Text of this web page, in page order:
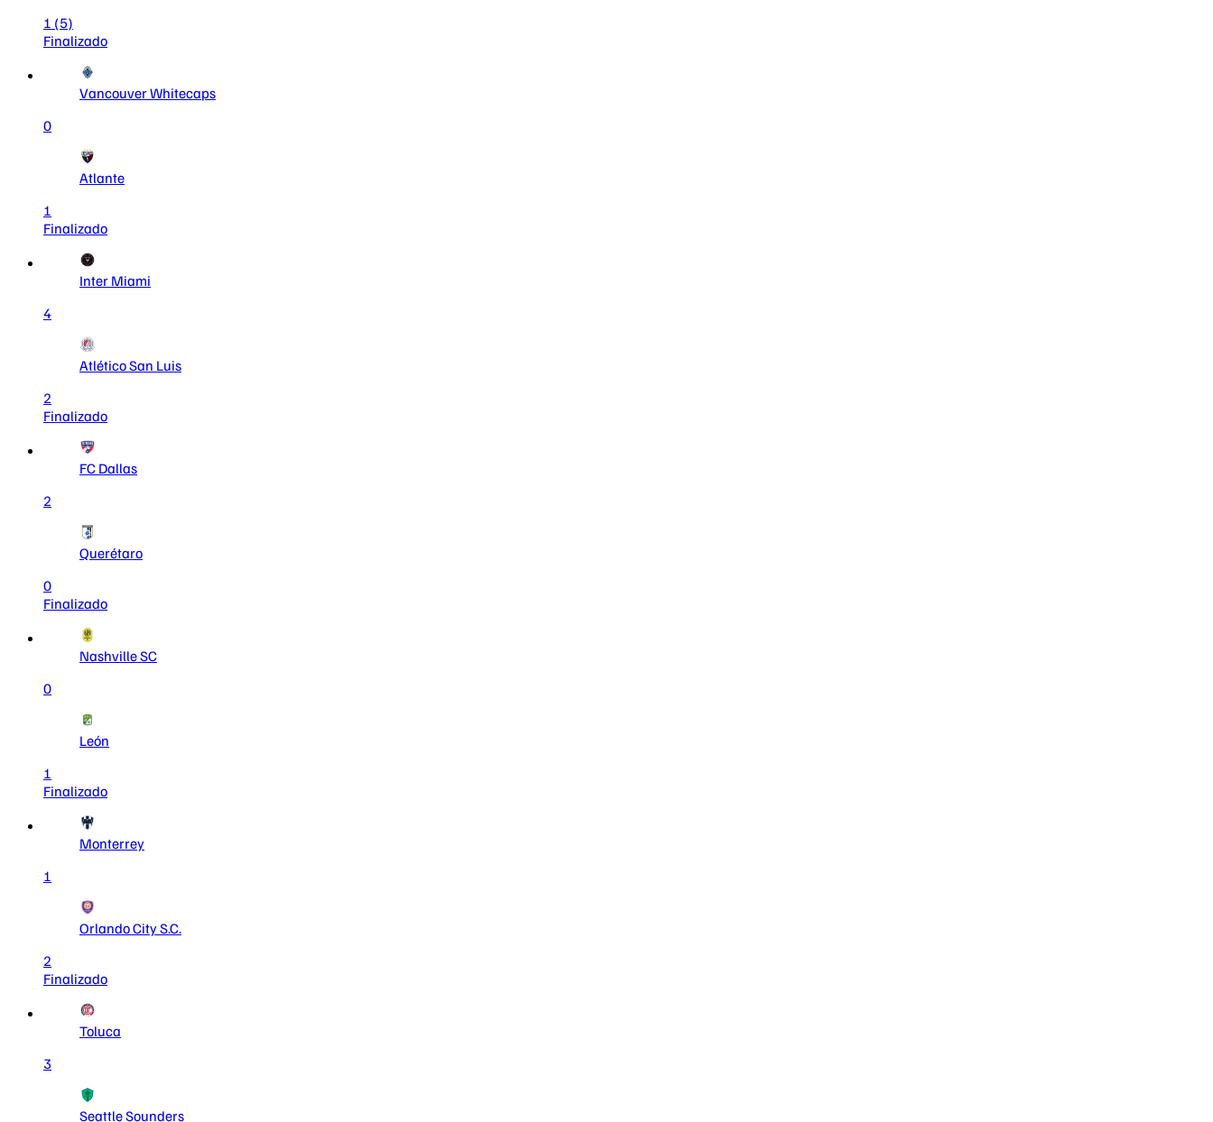
1 (5)
Finalizado
Vancouver Whitecaps
0
Atlante
1
Finalizado
Inter Miami
4
Atlético San Luis
2
Finalizado
FC Dallas
2
Querétaro
0
Finalizado
Nashville SC
0
León
1
Finalizado
Monterrey
1
Orlando City S.C.
2
Finalizado
Toluca
3
Seattle Sounders